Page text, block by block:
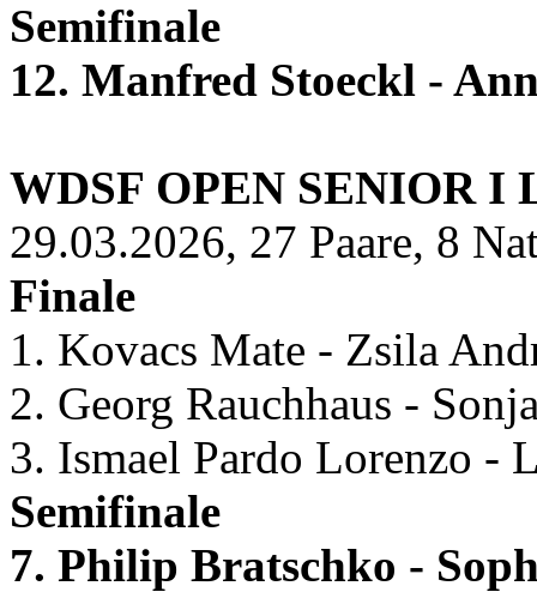
Semifinale
12. Manfred Stoeckl -
WDSF OPEN SENIOR I
29.03.2026, 27 Paare, 8
Finale
1. Kovacs Mate - Zsila
2. Georg Rauchhaus -
3. Ismael Pardo Lorenzo -
Semifinale
7. Philip Bratschko -